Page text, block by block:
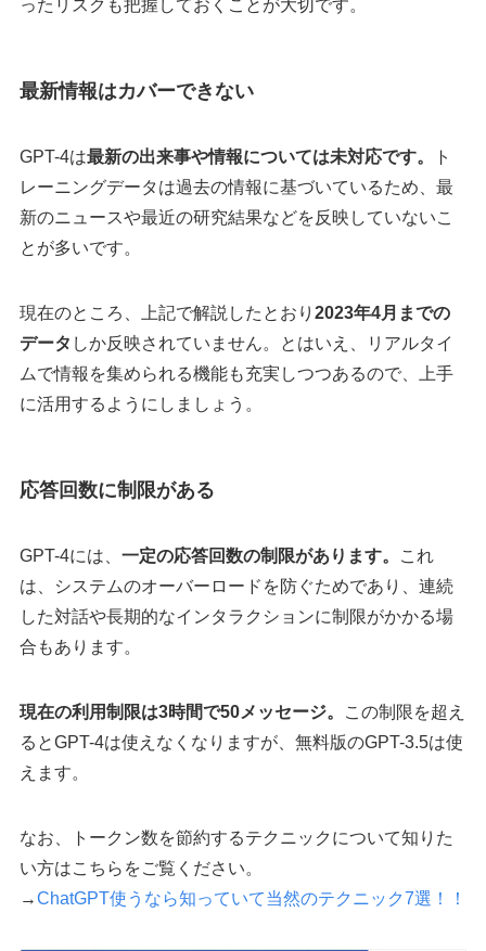
ったリスクも把握しておくことが大切です。
最新情報はカバーできない
GPT-4は最新の出来事や情報については未対応です。
ト
レーニングデータは過去の情報に基づいているため、最
新のニュースや最近の研究結果などを反映していないこ
とが多いです。
現在のところ、上記で解説したとおり 2023年4月までの
データ しか反映されていません。とはいえ、リアルタイ
ムで情報を集められる機能も充実しつつあるので、上手
に活用するようにしましょう。
応答回数に制限がある
GPT-4には、 一定の応答回数の制限があります。
これ
は、システムのオーバーロードを防ぐためであり、連続
した対話や長期的なインタラクションに制限がかかる場
合もあります。
現在の利用制限は3時間で50メッセージ。
この制限を超え
るとGPT-4は使えなくなりますが、無料版のGPT-3.5は使
えます。
なお、トークン数を節約するテクニックについて知りた
い方はこちらをご覧ください。
→ChatGPT使うなら知っていて当然のテクニック7選！！